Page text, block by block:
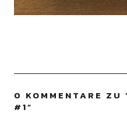
0 KOMMENTARE ZU
#1”